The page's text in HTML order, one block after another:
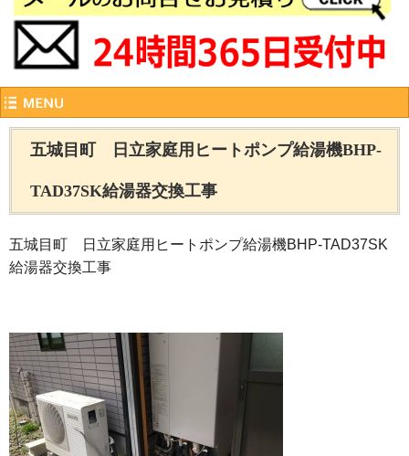
五城目町 日立家庭用ヒートポンプ給湯機BHP-
TAD37SK給湯器交換工事
五城目町 日立家庭用ヒートポンプ給湯機BHP-TAD37SK
給湯器交換工事